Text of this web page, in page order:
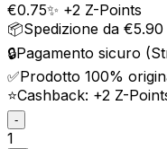
€0.75✨ +2 Z-Points
📦Spedizione da €5.90
🔒Pagamento sicuro
✅Prodotto 100%
⭐Cashback: +2 Z-
-
1